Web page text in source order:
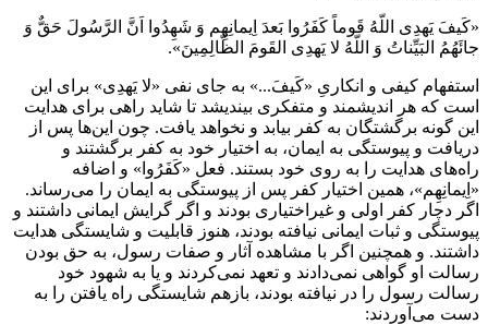
«كَيفَ يَهدِى اللّهُ قَوماً كَفَرُوا بَعدَ اِيمانِهِم وَ شَهِدُوا اَنَّ الرَّسُولَ حَقٌّ وَ
جائَهُمُ البَيِّناتُ وَ اللّهُ لا يَهدِى القَومَ الظّالِمِينَ».
استفهام كيفى و انكارىِ «كَيفَ...» به جاى نفى «لا يَهدِى» براى اين
است كه هر انديشمند و متفكرى بينديشد تا شايد راهى براى هدايت
اين گونه برگشتگان به كفر بيابد و نخواهد يافت. چون اين‌ها پس از
دريافت و پيوستگى به ايمان، به اختيار خود به كفر برگشتند و
راه‌هاى هدايت را به روى خود بستند. فعل «كَفَرُوا» و اضافه
«اِيمانِهِم»، همين اختيار كفر پس از پيوستگى به ايمان را مى‌رساند.
اگر دچار كفر اولى و غيراختيارى بودند و اگر گرايش ايمانى داشتند و
پيوستگى و ثبات ايمانى نيافته بودند، هنوز قابليت و شايستگى هدايت
داشتند. و همچنين اگر با مشاهده آثار و صفات رسول، به حق بودن
رسالت او گواهى نمى‌دادند و تعهد نمى‌كردند و يا به شهود خود
رسالت رسول را در نيافته بودند، بازهم شايستگى راه يافتن را به
دست مى‌آوردند: